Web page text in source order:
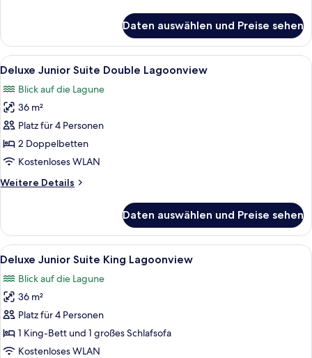
anzeigen
Junior
Suite,
King
and
Trundle
Daten auswählen und Preise sehen
Alle
Fotos
für
Deluxe
Junior
Suite
Double
anzeigen
Ein Hotelzimmer mit zwei Betten,
4
Deluxe Junior Suite Double Lagoonview
Blick auf die Lagune
36 m²
Platz für 4 Personen
2 Doppelbetten
Kostenloses WLAN
Weitere Details
Weitere
Junior
Suite
Double
Daten auswählen und Preise sehen
Alle
Fotos
für
Deluxe
Junior
Suite
King
Ein Hotelzimmer mit Bett, Sofa,
5
Deluxe Junior Suite King Lagoonview
Blick auf die Lagune
36 m²
Platz für 4 Personen
1 King-Bett und 1 großes Schlafsofa
Kostenloses WLAN